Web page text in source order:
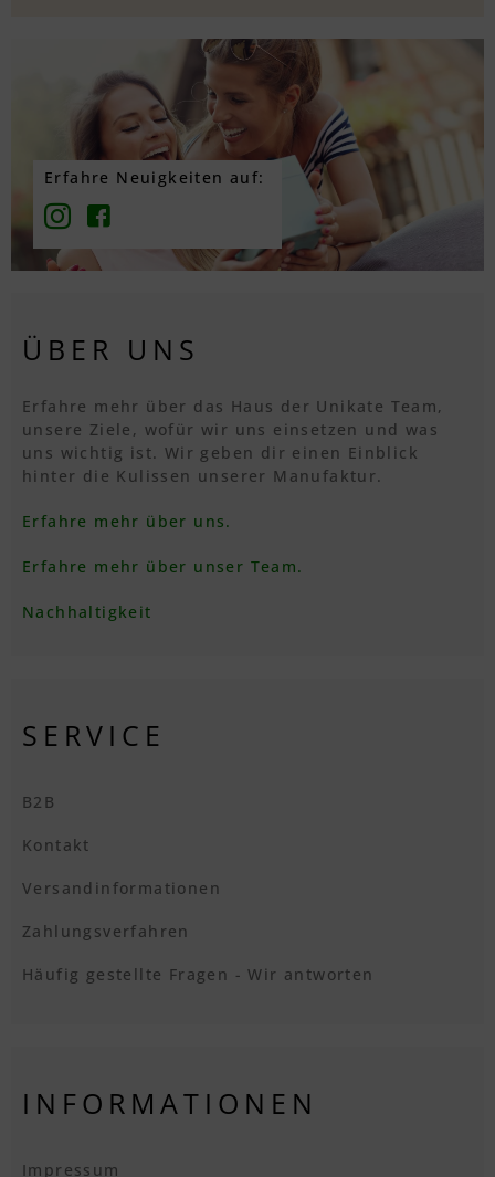
Textvorschau
Textvorschau
Textvorschau
Textvorschau
Textvorschau
Textvorschau
Erfahre Neuigkeiten auf:
ÜBER UNS
Erfahre mehr über das Haus der Unikate Team,
unsere Ziele, wofür wir uns einsetzen und was
uns wichtig ist. Wir geben dir einen Einblick
hinter die Kulissen unserer Manufaktur.
Erfahre mehr über uns.
Erfahre mehr über unser Team.
Nachhaltigkeit
SERVICE
B2B
Kontakt
Versandinformationen
Zahlungsverfahren
Häufig gestellte Fragen - Wir antworten
INFORMATIONEN
Impressum